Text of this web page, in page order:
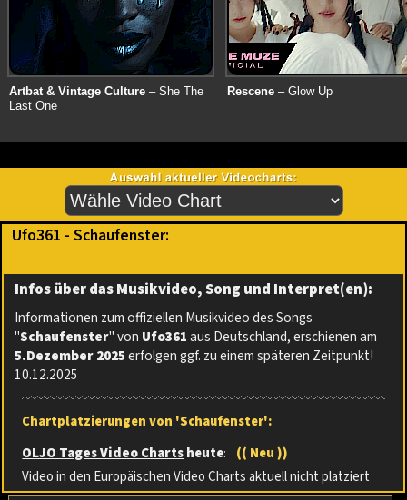
Artbat & Vintage Culture – She The
Last One
Rescene – Glow Up
Ufo361 - Schaufenster:
Infos über das Musikvideo, Song und Interpret(en):
Informationen zum offiziellen Musikvideo des Songs
"Schaufenster" von Ufo361aus Deutschland, erschienen am
5.Dezember 2025erfolgen ggf. zu einem späteren Zeitpunkt!
10.12.2025
Chartplatzierungen von 'Schaufenster':
OLJO Tages Video Chartsheute:
(( Neu ))
Video in den Europäischen Video Charts aktuell nicht platziert